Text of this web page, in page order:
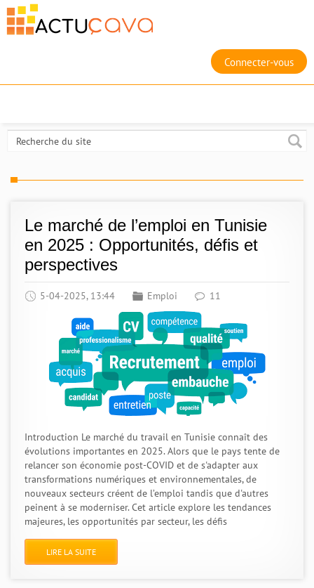
Connecter-vous
Le marché de l’emploi en Tunisie
en 2025 : Opportunités, défis et
perspectives
5-04-2025, 13:44 Emploi 11
Introduction Le marché du travail en Tunisie connaît des
évolutions importantes en 2025. Alors que le pays tente de
relancer son économie post-COVID et de s'adapter aux
transformations numériques et environnementales, de
nouveaux secteurs créent de l’emploi tandis que d'autres
peinent à se moderniser. Cet article explore les tendances
majeures, les opportunités par secteur, les défis
LIRE LA SUITE